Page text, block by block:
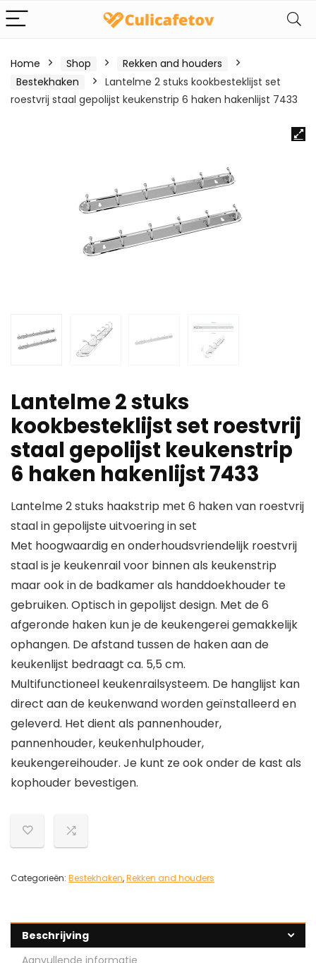
Home Shop
Rekken and houders
Bestekhaken
Lantelme 2 stuks kookbesteklijst set
roestvrij staal gepolijst keukenstrip 6 haken hakenlijst 7433
Lantelme 2 stuks
kookbesteklijst set roestvrij
staal gepolijst keukenstrip
6 haken hakenlijst 7433
Lantelme 2 stuks haakstrip met 6 haken van roestvrij
staal in gepolijste uitvoering in set
Met hoogwaardig en onderhoudsvriendelijk roestvrij
staal is je keukenrail voor binnen als keukenstrip
maar ook in de badkamer als handdoekhouder te
gebruiken. Optisch in gepolijst design. Met de 6
afgeronde haken kun je de keukengerei gemakkelijk
ophangen. De afstand tussen de haken aan de
keukenlijst bedraagt ca. 5,5 cm.
Multifunctioneel keukenrailsysteem. De hanglijst kan
direct aan de keukenwand worden geïnstalleerd en
geleverd. Het dient als pannenhouder,
pannenhouder, keukenhulphouder,
keukengereihouder. Je kunt ze ook onder de kast als
kophouder bevestigen.
Categorieën: Bestekhaken,Rekken and houders
Beschrijving